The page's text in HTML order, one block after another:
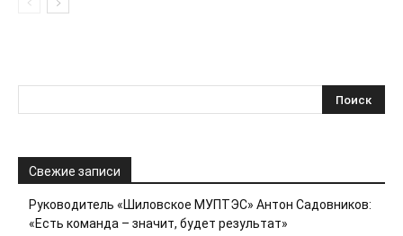
Свежие записи
Руководитель «Шиловское МУПТЭС» Антон Садовников:
«Есть команда – значит, будет результат»